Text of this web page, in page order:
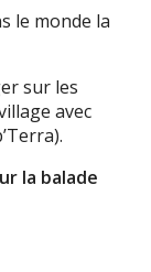
le monde la
sur les
avec
la balade